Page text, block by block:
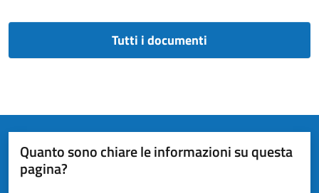
Tutti i documenti
Quanto sono chiare le informazioni su questa
pagina?